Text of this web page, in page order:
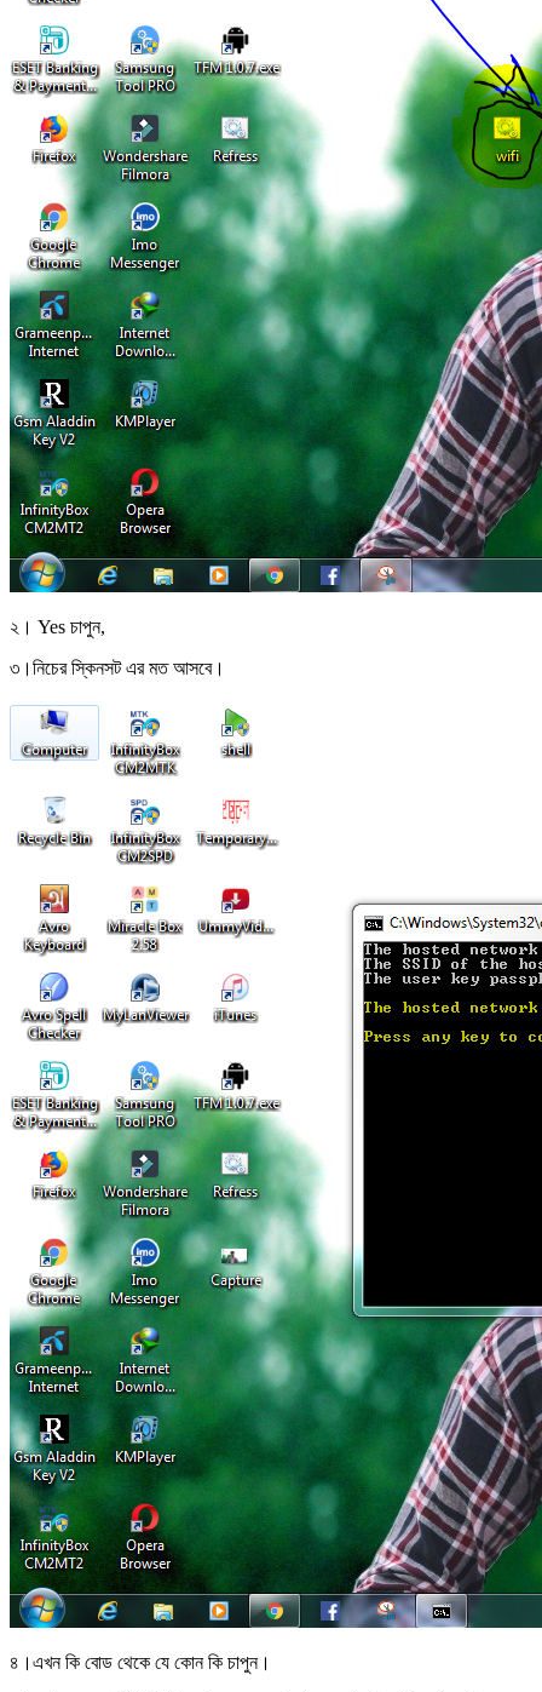
২। Yes চাপুন,
৩।নিচের স্কিনসট এর মত আসবে।
৪।এখন কি বোড থেকে যে কোন কি চাপুন।